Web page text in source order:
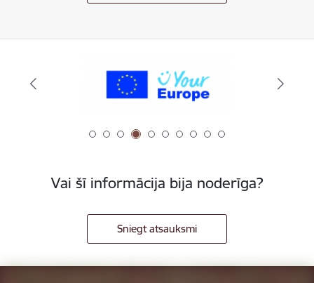
Vai šī informācija bija noderīga?
Sniegt atsauksmi